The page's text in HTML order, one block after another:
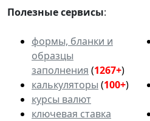
Полезные сервисы:
формы, бланки и
образцы
заполнения (1267+)
калькуляторы (100+)
курсы валют
ключевая ставка